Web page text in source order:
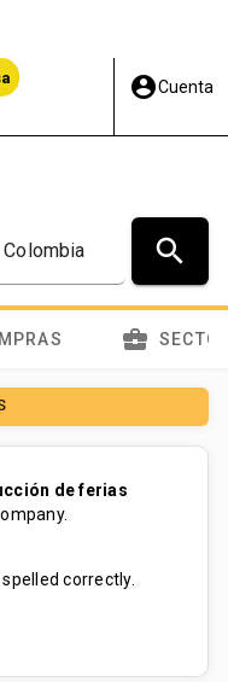
account_circleCuenta
search
business_center
de ferias
correctly.